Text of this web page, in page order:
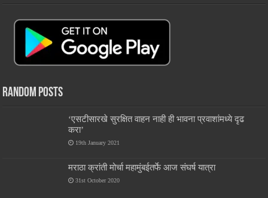
Random Posts
‘एसटीसारखे सुरक्षित वाहन नाही ही भावना प्रवाशांमध्ये दृढ
करा’
19th January 2021
मराठा क्रांती मोर्चा महामुंबईतर्फे आज संघर्ष यात्रा
31st October 2020